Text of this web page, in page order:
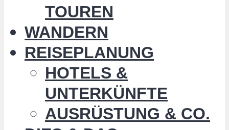
TOUREN
WANDERN
REISEPLANUNG
HOTELS &
UNTERKÜNFTE
AUSRÜSTUNG & CO.